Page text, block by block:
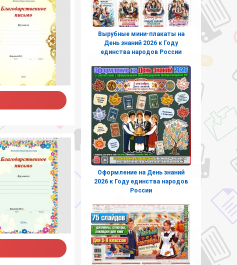
Вырубные мини-плакаты на
День знаний 2026 к Году
единства народов России
Оформление на День знаний
2026 к Году единства народов
России